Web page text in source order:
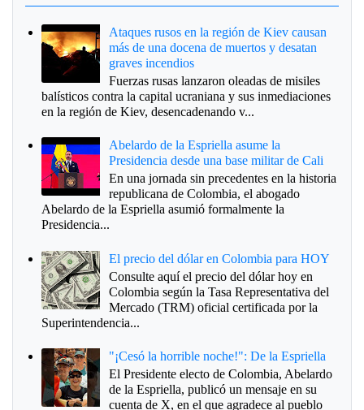
Ataques rusos en la región de Kiev causan
más de una docena de muertos y desatan
graves incendios
Fuerzas rusas lanzaron oleadas de misiles
balísticos contra la capital ucraniana y sus inmediaciones
en la región de Kiev, desencadenando v...
Abelardo de la Espriella asume la
Presidencia desde una base militar de Cali
En una jornada sin precedentes en la historia
republicana de Colombia, el abogado
Abelardo de la Espriella asumió formalmente la
Presidencia...
El precio del dólar en Colombia para HOY
Consulte aquí el precio del dólar hoy en
Colombia según la Tasa Representativa del
Mercado (TRM) oficial certificada por la
Superintendencia...
"¡Cesó la horrible noche!": De la Espriella
El Presidente electo de Colombia, Abelardo
de la Espriella, publicó un mensaje en su
cuenta de X, en el que agradece al pueblo